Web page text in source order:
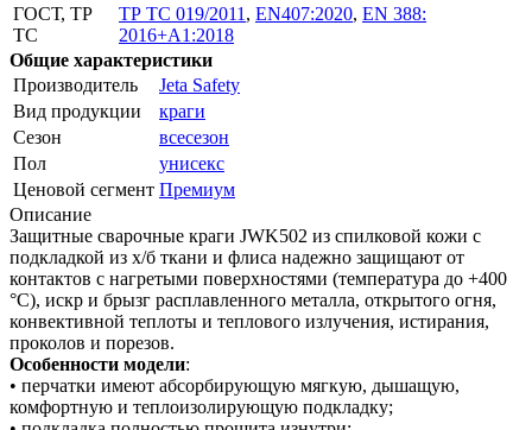
ГОСТ, ТР
ТС
ТР ТС 019/2011 , EN407:2020, EN 388:
2016+A1:2018
Общие характеристики
Производитель
Jeta Safety
Вид продукции
краги
Сезон
всесезон
Пол
унисекс
Ценовой сегмент Премиум
Описание
Защитные сварочные краги JWK502 из спилковой кожи с
подкладкой из х/б ткани и флиса надежно защищают от
контактов с нагретыми поверхностями (температура до +400
°С), искр и брызг расплавленного металла, открытого огня,
конвективной теплоты и теплового излучения, истирания,
проколов и порезов.
Особенности модели:
• перчатки имеют абсорбирующую мягкую, дышащую,
комфортную и теплоизолирующую подкладку;